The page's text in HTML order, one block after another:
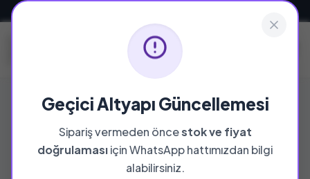
Geçici Altyapı Güncellemesi
Sipariş vermeden öncestok ve fiyat
doğrulamasıiçin WhatsApp hattımızdan bilgi
alabilirsiniz.